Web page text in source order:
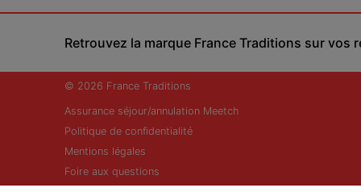
Retrouvez la marque France Traditions sur vos
© 2026 France Traditions
Assurance séjour/annulation Meetch
Politique de confidentialité
Mentions légales
Foire aux questions